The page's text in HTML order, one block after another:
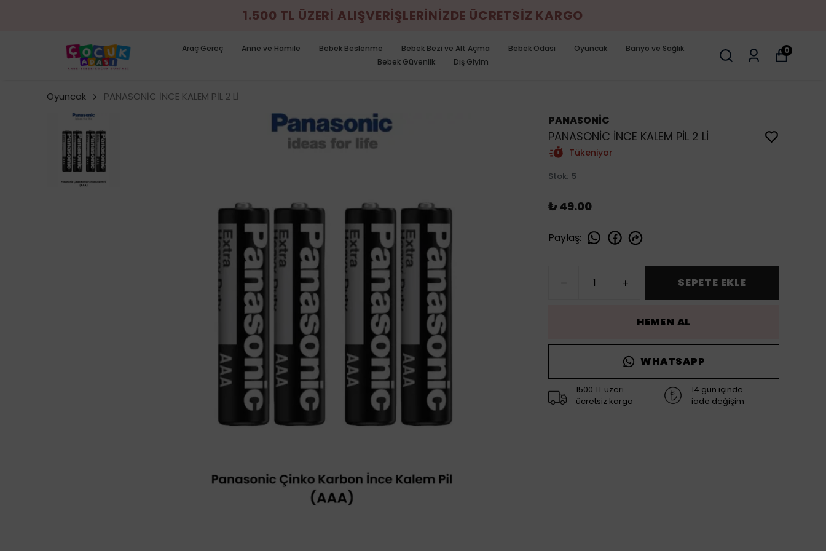
1.500 TL ÜZERİ ALIŞVERİŞLERİNİZDE ÜCRETSİZ KARGO
Araç Gereç Anne ve Hamile Bebek Beslenme Bebek Bezi ve Alt Açma Bebek Odası Oyuncak
Banyo ve Sağlık
Bebek Güvenlik
Dış Giyim
0
Oyuncak PANASONİC İNCE KALEM PİL 2 Lİ
PANASONİC
PANASONİC İNCE KALEM PİL 2 Lİ
Tükeniyor
Stok: 5
₺ 49.00
Paylaş:
SEPETE EKLE
HEMEN AL
WHATSAPP
1500 TL üzeri
ücretsiz kargo
14 gün içinde
iade değişim